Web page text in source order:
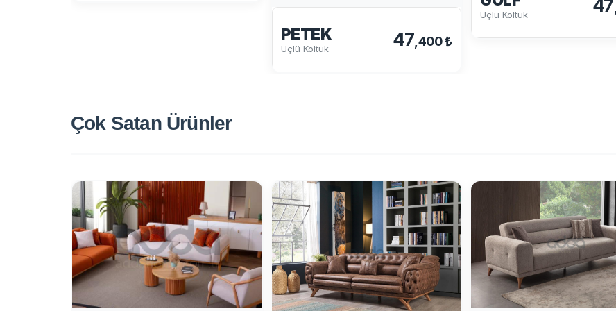
PETEK
Üçlü Koltuk 47 ,400 ₺
Üçlü Koltuk 47
Çok SatanÜrünler